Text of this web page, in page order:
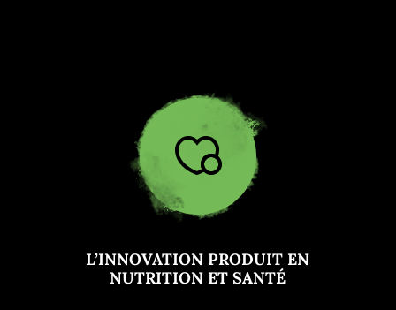
L’INNOVATION PRODUIT EN
NUTRITION ET SANTÉ